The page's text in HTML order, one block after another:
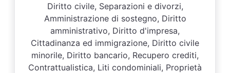
Diritto civile, Separazioni e divorzi,
Amministrazione di sostegno, Diritto
amministrativo, Diritto d'impresa,
Cittadinanza ed immigrazione, Diritto civile
minorile, Diritto bancario, Recupero crediti,
Contrattualistica, Liti condominiali, Proprietà